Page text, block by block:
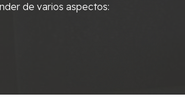
de varios aspectos: